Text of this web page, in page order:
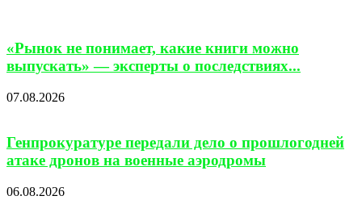
«Рынок не понимает, какие книги можно
выпускать» — эксперты о последствиях...
07.08.2026
Генпрокуратуре передали дело о прошлогодней
атаке дронов на военные аэродромы
06.08.2026